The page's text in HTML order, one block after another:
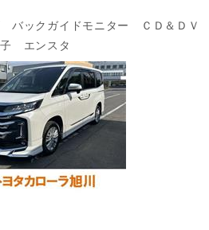
バックガイドモニター ＣＤ＆ＤＶ
エンスタ